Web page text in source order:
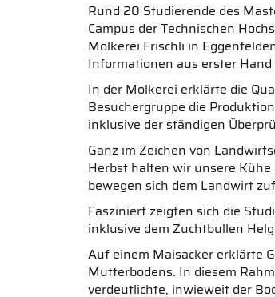
Rund 20 Studierende des
Campus der Technischen
Molkerei Frischli in
Informationen aus erster
In der Molkerei erklärte die
Besuchergruppe die
inklusive der ständigen
Ganz im Zeichen von
Herbst halten wir unsere
bewegen sich dem Landwirt
Fasziniert zeigten sich die
inklusive dem Zuchtbullen
Auf einem Maisacker erklärte
Mutterbodens. In diesem
verdeutlichte, inwieweit der